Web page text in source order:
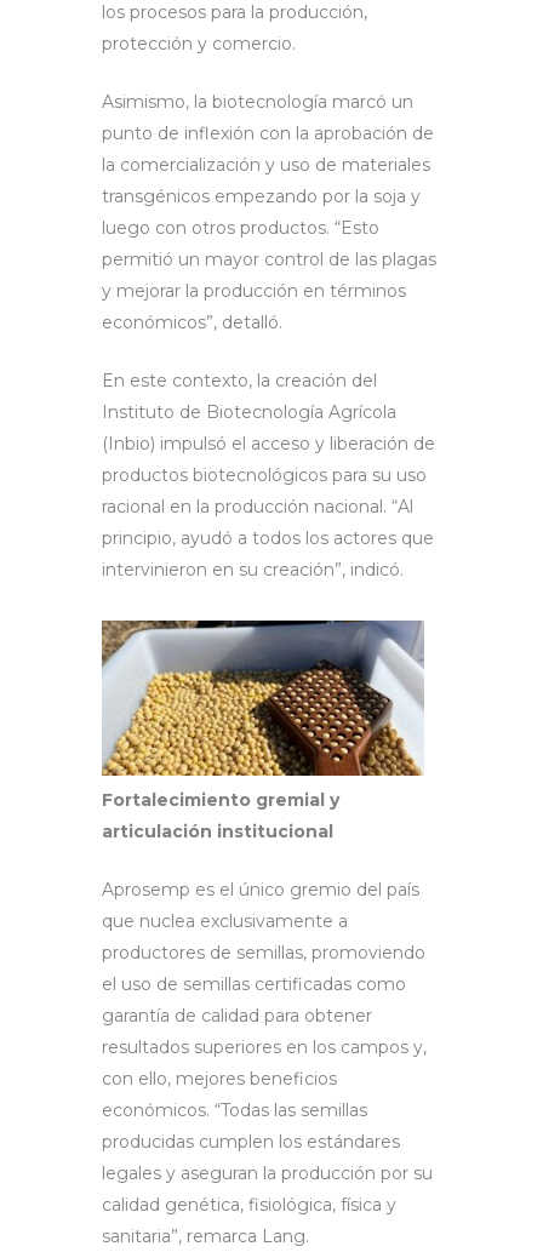
los procesos para la producción,
protección y comercio.
Asimismo, la biotecnología marcó un
punto de inflexión con la aprobación de
la comercialización y uso de materiales
transgénicos empezando por la soja y
luego con otros productos. “Esto
permitió un mayor control de las plagas
y mejorar la producción en términos
económicos”, detalló.
En este contexto, la creación del
Instituto de Biotecnología Agrícola
(Inbio) impulsó el acceso y liberación de
productos biotecnológicos para su uso
racional en la producción nacional. “Al
principio, ayudó a todos los actores que
intervinieron en su creación”, indicó.
Fortalecimiento gremial y
articulación institucional
Aprosemp es el único gremio del país
que nuclea exclusivamente a
productores de semillas, promoviendo
el uso de semillas certificadas como
garantía de calidad para obtener
resultados superiores en los campos y,
con ello, mejores beneficios
económicos. “Todas las semillas
producidas cumplen los estándares
legales y aseguran la producción por su
calidad genética, fisiológica, física y
sanitaria”, remarca Lang.